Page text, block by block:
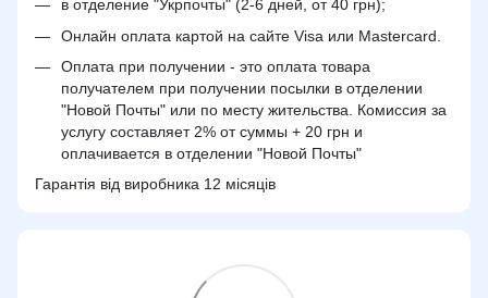
в отделение "Укрпочты" (2-6 дней, от 40 грн);
Онлайн оплата картой на сайте Visa или Mastercard.
Оплата при получении - это оплата товара
получателем при получении посылки в отделении
"Новой Почты" или по месту жительства. Комиссия за
услугу составляет 2% от суммы + 20 грн и
оплачивается в отделении "Новой Почты"
Гарантія від виробника 12 місяців